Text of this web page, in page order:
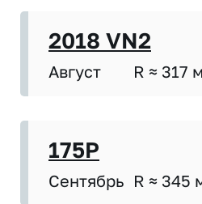
2018 VN2
Август R ≈ 317
175P
Сентябрь R ≈ 345